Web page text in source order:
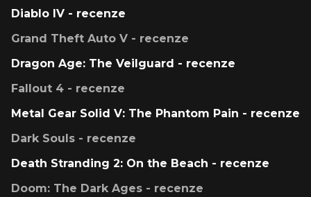
Diablo IV - recenze
Grand Theft Auto V - recenze
Dragon Age: The Veilguard - recenze
Fallout 4 - recenze
Metal Gear Solid V: The Phantom Pain - recenze
Dark Souls - recenze
Death Stranding 2: On the Beach - recenze
Doom: The Dark Ages - recenze